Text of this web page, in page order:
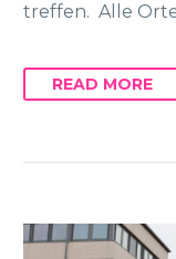
treffen. Alle
READ MORE